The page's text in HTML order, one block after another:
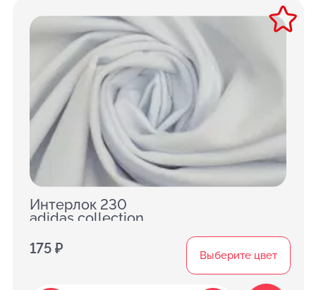
Интерлок 230
adidas collection
175 ₽
Выберите цвет